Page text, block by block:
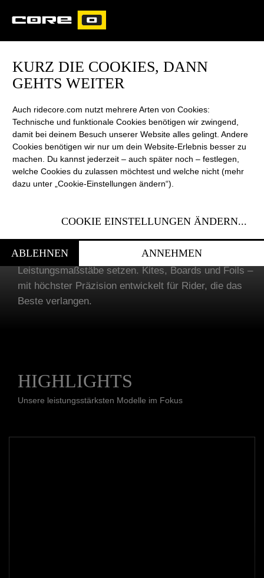
CARVED
KITEBOARDING
CORE steht seit 2001 für Produkte, die neue
Leistungsmaßstäbe setzen. Kites, Boards und Foils –
mit höchster Präzision entwickelt für Rider, die das
Beste verlangen.
HIGHLIGHTS
Unsere leistungsstärksten Modelle im Fokus
KURZ DIE COOKIES, DANN
GEHTS WEITER
Auch ridecore.com nutzt mehrere Arten von Cookies:
Technische und funktionale Cookies benötigen wir zwingend,
damit bei deinem Besuch unserer Website alles gelingt. Andere
Cookies benötigen wir nur um dein Website-Erlebnis besser zu
machen. Du kannst jederzeit – auch später noch – festlegen,
welche Cookies du zulassen möchtest und welche nicht (mehr
dazu unter „Cookie-Einstellungen ändern“).
COOKIE EINSTELLUNGEN ÄNDERN...
ABLEHNEN ANNEHMEN